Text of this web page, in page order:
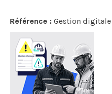
Référence : Gestion